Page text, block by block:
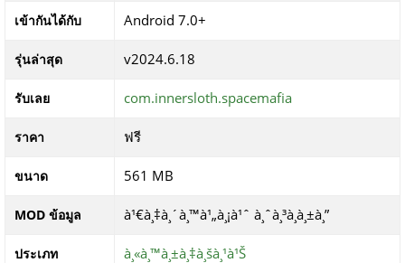
เข้ากันได้กับ Android 7.0+
รุ่นล่าสุด v2024.6.18
รับเลย com.innersloth.spacemafia
ราคา ฟรี
ขนาด 561 MB
MOD ข้อมูล à¹€à¸‡à¸´à¸™à¹„à¸¡à¹ˆ à¸ˆà¸³à¸à¸±à¸”
ประเภท à¸«à¸™à¸±à¸‡à¸šà¸¹à¹Š